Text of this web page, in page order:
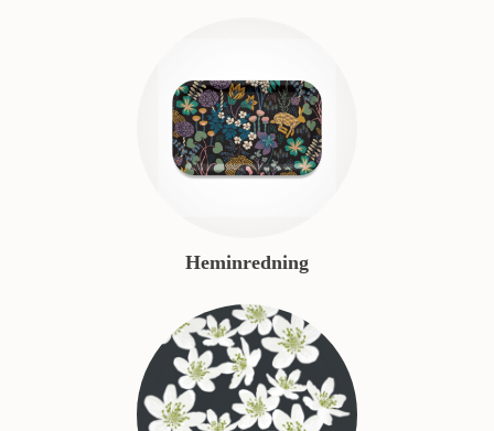
Heminredning